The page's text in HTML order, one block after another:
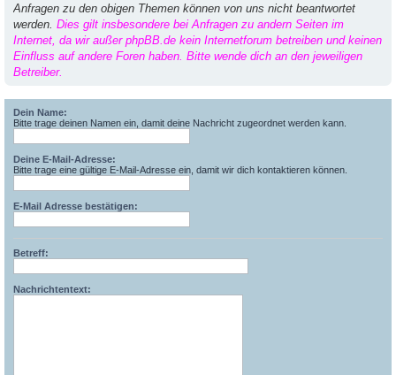
Anfragen zu den obigen Themen können von uns nicht beantwortet
werden. Dies gilt insbesondere bei Anfragen zu andern Seiten im
Internet, da wir außer phpBB.de kein Internetforum betreiben und keinen
Einfluss auf andere Foren haben. Bitte wende dich an den jeweiligen
Betreiber.
Dein Name:
Bitte trage deinen Namen ein, damit deine Nachricht zugeordnet werden kann.
Deine E-Mail-Adresse:
Bitte trage eine gültige E-Mail-Adresse ein, damit wir dich kontaktieren können.
E-Mail Adresse bestätigen:
Betreff:
Nachrichtentext: